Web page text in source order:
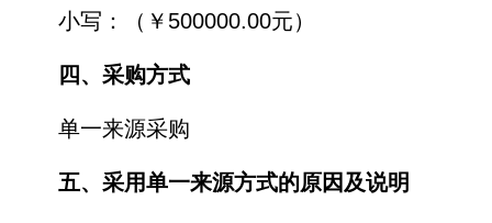
小写：（￥500000.00元）
四、采购方式
单一来源采购
五、采用单一来源方式的原因及说明